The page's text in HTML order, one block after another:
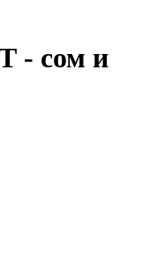
сом и